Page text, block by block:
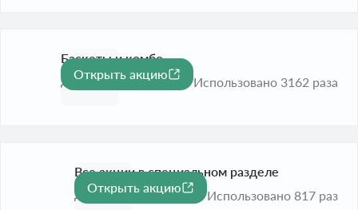
Баскеты и комбо
До 31 авг. 2026
Открыть акцию
Использовано 3162 раза
Все акции в специальном разделе
До 31 авг. 2026
Открыть акцию
Использовано 817 раз